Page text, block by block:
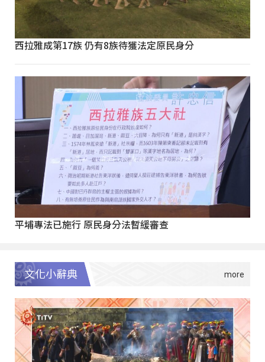
西拉雅成第17族 仍有8族待獲法定原民身分
平埔專法已施行 原民身分法暫緩審查
文化小辭典